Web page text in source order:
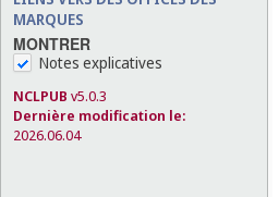
MARQUES
MONTRER
Notes explicatives
NCLPUB v5.0.3
Dernière modification le:
2026.06.04